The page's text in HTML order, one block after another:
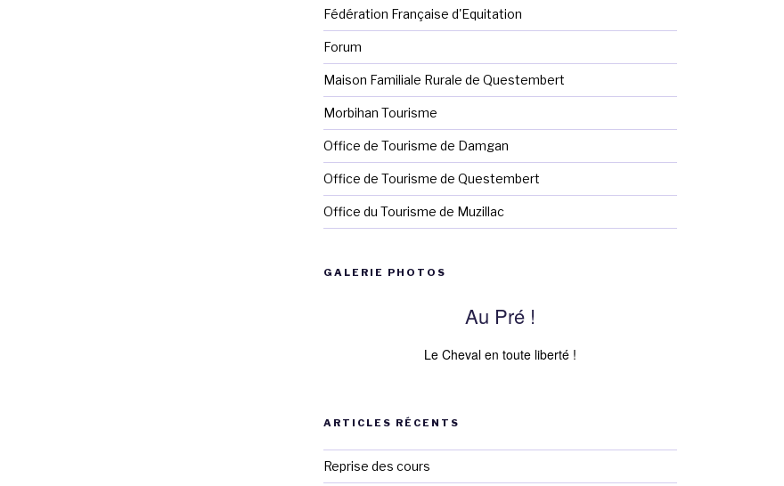
Fédération Française d'Equitation
Forum
Maison Familiale Rurale de Questembert
Morbihan Tourisme
Office de Tourisme de Damgan
Office de Tourisme de Questembert
Office du Tourisme de Muzillac
GALERIE PHOTOS
Au Pré !
Le Cheval en toute liberté !
ARTICLES RÉCENTS
Reprise des cours